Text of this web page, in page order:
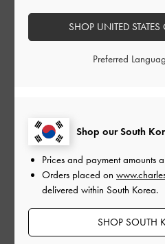
공
Shop our South
Prices and payment amounts
Orders placed on
delivered within South Korea.
SHOP SOUTH
SHOP UNITED
Preferred